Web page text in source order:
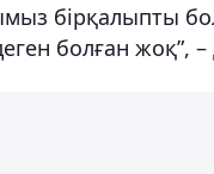
бірқалыпты
болған жоқ”,